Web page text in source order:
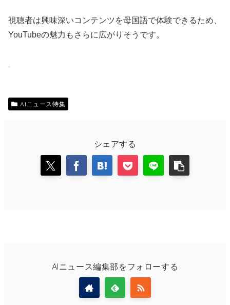
視聴者は興味深いコンテンツを母国語で体験できるため、
YouTubeの魅力もさらに広がりそうです。
AIニュース特集
シェアする
AIニュース編集部をフォローする